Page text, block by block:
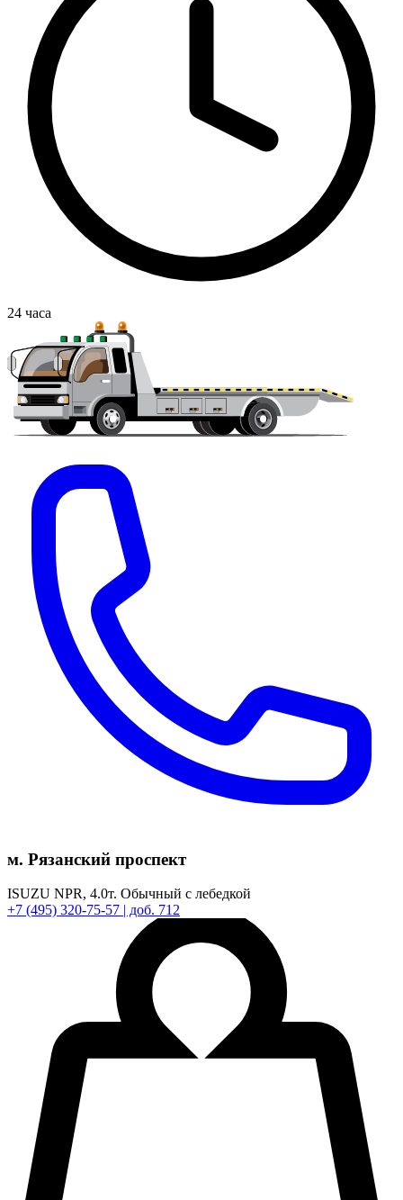
24 часа
м. Рязанский проспект
ISUZU NPR, 4.0т. Обычный с лебедкой
+7 (495) 320-75-57 | доб. 712